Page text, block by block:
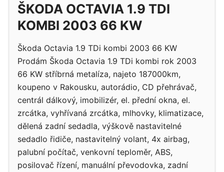
ŠKODA OCTAVIA 1.9 TDI
KOMBI 2003 66 KW
Škoda Octavia 1.9 TDi kombi 2003 66 KW
Prodám Škoda Octavia 1.9 TDi kombi rok 2003
66 KW stříbrná metalíza, najeto 187000km,
koupeno v Rakousku, autorádio, CD přehrávač,
centrál dálkový, imobilizér, el. přední okna, el.
zrcátka, vyhřívaná zrcátka, mlhovky, klimatizace,
dělená zadní sedadla, výškově nastavitelné
sedadlo řidiče, nastavitelný volant, 4x airbag,
palubní počítač, venkovní teploměr, ABS,
posilovač řízení, manuální převodovka, zadní